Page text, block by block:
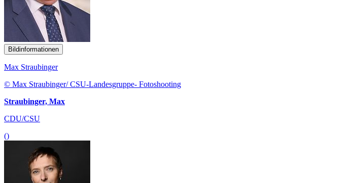
Bildinformationen
Max Straubinger
© Max Straubinger/ CSU-Landesgruppe- Fotoshooting
Straubinger, Max
CDU/CSU
()